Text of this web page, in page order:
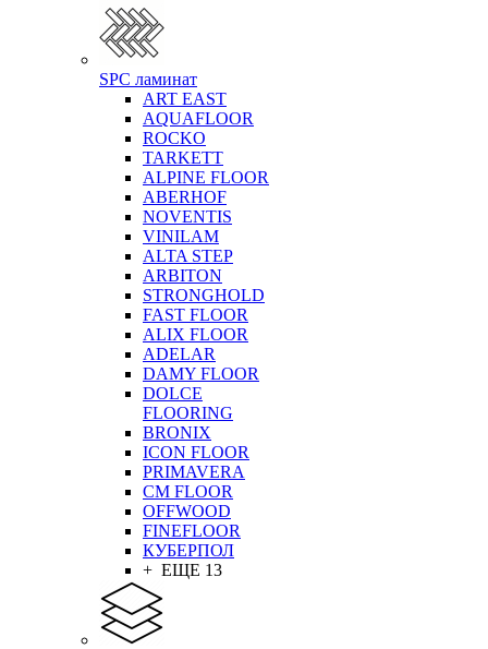
SPC ламинат
ART EAST
AQUAFLOOR
ROCKO
TARKETT
ALPINE FLOOR
ABERHOF
NOVENTIS
VINILAM
ALTA STEP
ARBITON
STRONGHOLD
FAST FLOOR
ALIX FLOOR
ADELAR
DAMY FLOOR
DOLCE
FLOORING
BRONIX
ICON FLOOR
PRIMAVERA
CM FLOOR
OFFWOOD
FINEFLOOR
КУБЕРПОЛ
+ ЕЩЕ 13